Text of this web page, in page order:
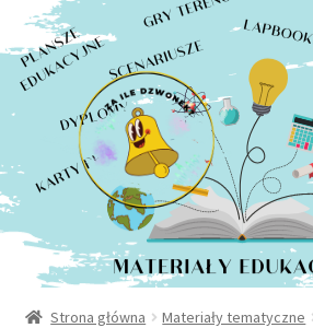
Przejdź
do
nawigacji
Przejdź
do
treści
Sklep
Moje konto
Kontakt
Strona główna Materiały tematyczne